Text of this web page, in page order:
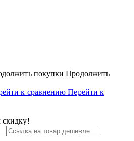
покупки Продолжить
к сравнению Перейти к
скидку!